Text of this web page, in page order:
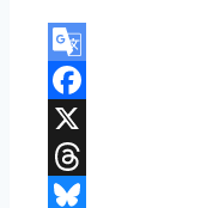
Google
Translate
Facebook
X
Threads